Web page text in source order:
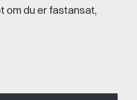
om du er fastansat,